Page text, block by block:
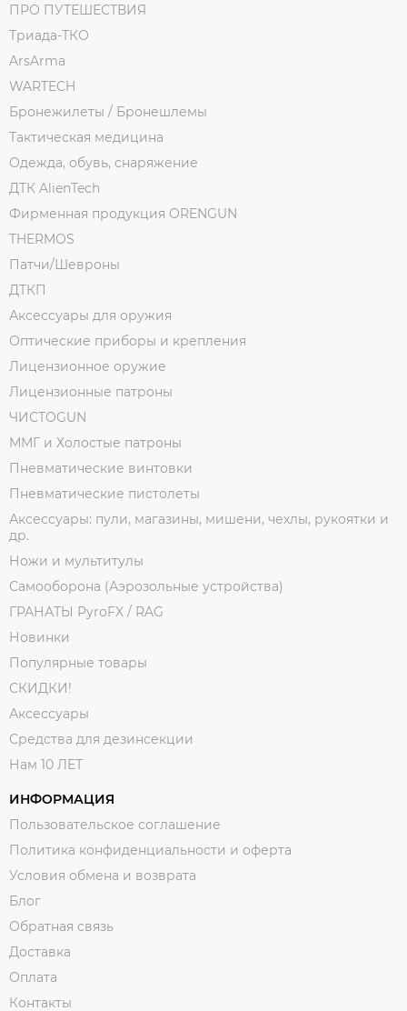
ПРО ПУТЕШЕСТВИЯ
Триада-ТКО
ArsArma
WARTECH
Бронежилеты / Бронешлемы
Тактическая медицина
Одежда, обувь, снаряжение
ДТК AlienTech
Фирменная продукция ORENGUN
THERMOS
Патчи/Шевроны
ДТКП
Аксессуары для оружия
Оптические приборы и крепления
Лицензионное оружие
Лицензионные патроны
ЧИСТОGUN
ММГ и Холостые патроны
Пневматические винтовки
Пневматические пистолеты
Аксессуары: пули, магазины, мишени, чехлы, рукоятки и
др.
Ножи и мультитулы
Самооборона (Аэрозольные устройства)
ГРАНАТЫ PyroFX / RAG
Новинки
Популярные товары
СКИДКИ!
Аксессуары
Средства для дезинсекции
Нам 10 ЛЕТ
ИНФОРМАЦИЯ
Пользовательское соглашение
Политика конфиденциальности и оферта
Условия обмена и возврата
Блог
Обратная связь
Доставка
Оплата
Контакты